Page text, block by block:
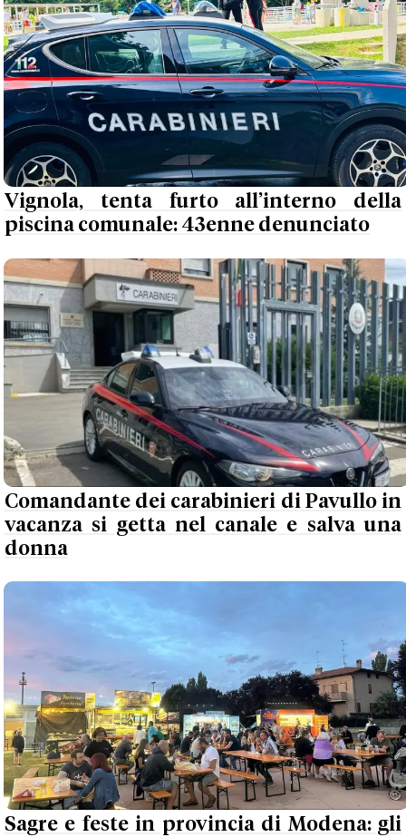
Vignola, tenta furto all’interno della
piscina comunale: 43enne denunciato
Comandante dei carabinieri di Pavullo in
vacanza si getta nel canale e salva una
donna
Sagre e feste in provincia di Modena: gli